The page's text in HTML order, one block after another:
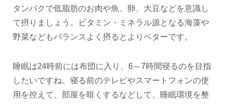
タンパクで低脂肪のお肉や魚、卵、大豆などを意識し
て摂りましょう。ビタミン・ミネラル源となる海藻や
野菜などもバランスよく摂るとよりベターです。
睡眠は24時前には布団に入り、6～7時間寝るのを目指
したいですね。寝る前のテレビやスマートフォンの使
用を控えて、部屋を暗くするなどして、睡眠環境を整